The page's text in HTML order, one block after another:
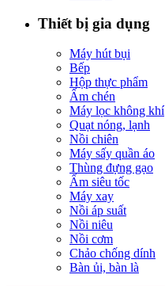
Thiết bị gia dụng
Máy hút bụi
Bếp
Hộp thực phẩm
Ấm chén
Máy lọc không khí
Quạt nóng, lạnh
Nồi chiên
Máy sấy quần áo
Thùng đựng gạo
Ấm siêu tốc
Máy xay
Nồi áp suất
Nồi niêu
Nồi cơm
Chảo chống dính
Bàn ủi, bàn là